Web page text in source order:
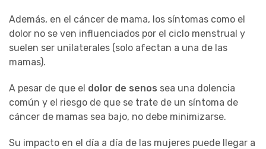
Además, en el cáncer de mama, los síntomas como el
dolor no se ven influenciados por el ciclo menstrual y
suelen ser unilaterales (solo afectan a una de las
mamas).
A pesar de que el dolor de senos sea una dolencia
común y el riesgo de que se trate de un síntoma de
cáncer de mamas sea bajo, no debe minimizarse.
Su impacto en el día a día de las mujeres puede llegar a